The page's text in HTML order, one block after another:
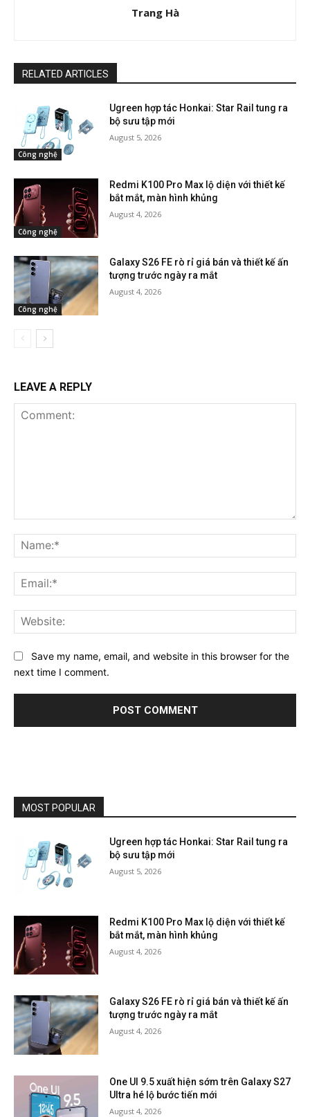
Trang Hà
RELATED ARTICLES
Công nghệ
Ugreen hợp tác Honkai: Star Rail tung ra
bộ sưu tập mới
August 5, 2026
Công nghệ
Redmi K100 Pro Max lộ diện với thiết kế
bắt mắt, màn hình khủng
August 4, 2026
Công nghệ
Galaxy S26 FE rò rỉ giá bán và thiết kế ấn
tượng trước ngày ra mắt
August 4, 2026
LEAVE A REPLY
Save my name, email, and website in this browser for the
next time I comment.
MOST POPULAR
Ugreen hợp tác Honkai: Star Rail tung ra
bộ sưu tập mới
August 5, 2026
Redmi K100 Pro Max lộ diện với thiết kế
bắt mắt, màn hình khủng
August 4, 2026
Galaxy S26 FE rò rỉ giá bán và thiết kế ấn
tượng trước ngày ra mắt
August 4, 2026
One UI 9.5 xuất hiện sớm trên Galaxy S27
Ultra hé lộ bước tiến mới
August 4, 2026